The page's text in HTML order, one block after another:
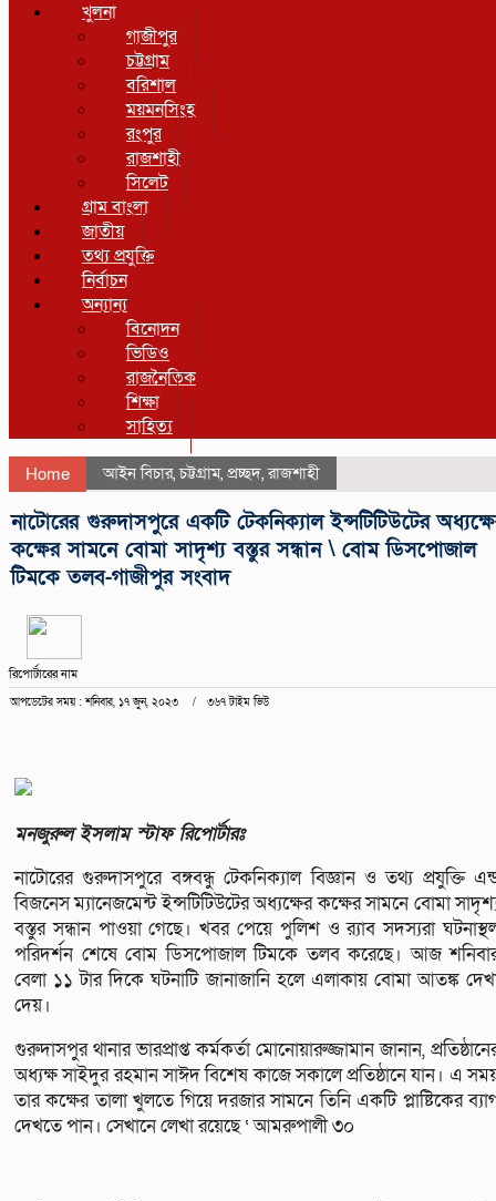
খুলনা
গাজীপুর
চট্টগ্রাম
বরিশাল
ময়মনসিংহ
রংপুর
রাজশাহী
সিলেট
গ্রাম বাংলা
জাতীয়
তথ্য প্রযুক্তি
নির্বাচন
অন্যান্য
বিনোদন
ভিডিও
রাজনৈতিক
শিক্ষা
সাহিত্য
Home আইন বিচার,চট্টগ্রাম, প্রচ্ছদ,রাজশাহী
নাটোরের গুরুদাসপুরে একটি টেকনিক্যাল ইন্সটিটিউটের
কক্ষের সামনে বোমা সাদৃশ্য বস্তুর সন্ধান \ বোম ডিসপোজাল
টিমকে তলব-গাজীপুর সংবাদ
রিপোর্টারের নাম
আপডেটের সময় : শনিবার, ১৭ জুন, ২০২৩ ৩৬৭ টাইম ভিউ
মনজুরুল ইসলাম স্টাফ রিপোর্টারঃ
নাটোরের গুরুদাসপুরে বঙ্গবন্ধু টেকনিক্যাল বিজ্ঞান ও তথ্য প্রযুক্তি
বিজনেস ম্যানেজমেন্ট ইন্সটিটিউটের অধ্যক্ষের কক্ষের সামনে বোমা
বস্তুর সন্ধান পাওয়া গেছে। খবর পেয়ে পুলিশ ও র‍্যাব সদস্যরা
পরিদর্শন শেষে বোম ডিসপোজাল টিমকে তলব করেছে। আজ
বেলা ১১ টার দিকে ঘটনাটি জানাজানি হলে এলাকায় বোমা আতঙ্ক
দেয়।
গুরুদাসপুর থানার ভারপ্রাপ্ত কর্মকর্তা মোনোয়ারুজ্জামান জানান,
অধ্যক্ষ সাইদুর রহমান সাঈদ বিশেষ কাজে সকালে প্রতিষ্ঠানে যান। এ
তার কক্ষের তালা খুলতে গিয়ে দরজার সামনে তিনি একটি প্লাষ্টিকের
দেখতে পান। সেখানে লেখা রয়েছে ‘ আমরুপালী ৩০